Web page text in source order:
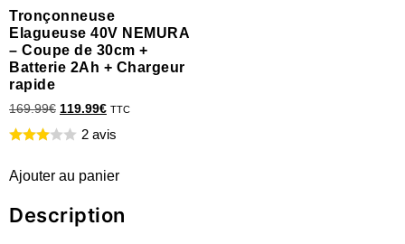
Tronçonneuse
Elagueuse 40V NEMURA
– Coupe de 30cm +
Batterie 2Ah + Chargeur
rapide
169.99€ 119.99€ TTC
2 avis
Ajouter au panier
Description